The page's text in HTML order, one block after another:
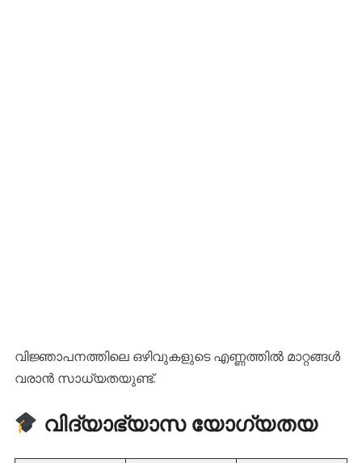
വിജ്ഞാപനത്തിലെ ഒഴിവുകളുടെ എണ്ണത്തിൽ മാറ്റങ്ങൾ
വരാൻ സാധ്യതയുണ്ട്.
വിദ്യാഭ്യാസ യോഗ്യതയ